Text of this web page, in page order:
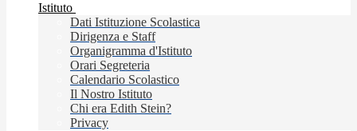
Istituto
Dati Istituzione Scolastica
Dirigenza e Staff
Organigramma d'Istituto
Orari Segreteria
Calendario Scolastico
Il Nostro Istituto
Chi era Edith Stein?
Privacy